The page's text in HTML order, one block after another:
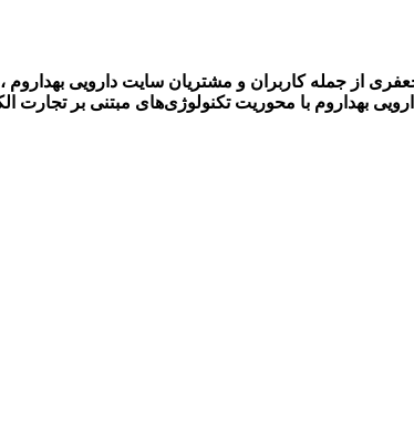
از جمله کاربران و مشتریان سایت دارویی بهداروم ،
با محوریت تکنولوژی‌های مبتنی بر تجارت